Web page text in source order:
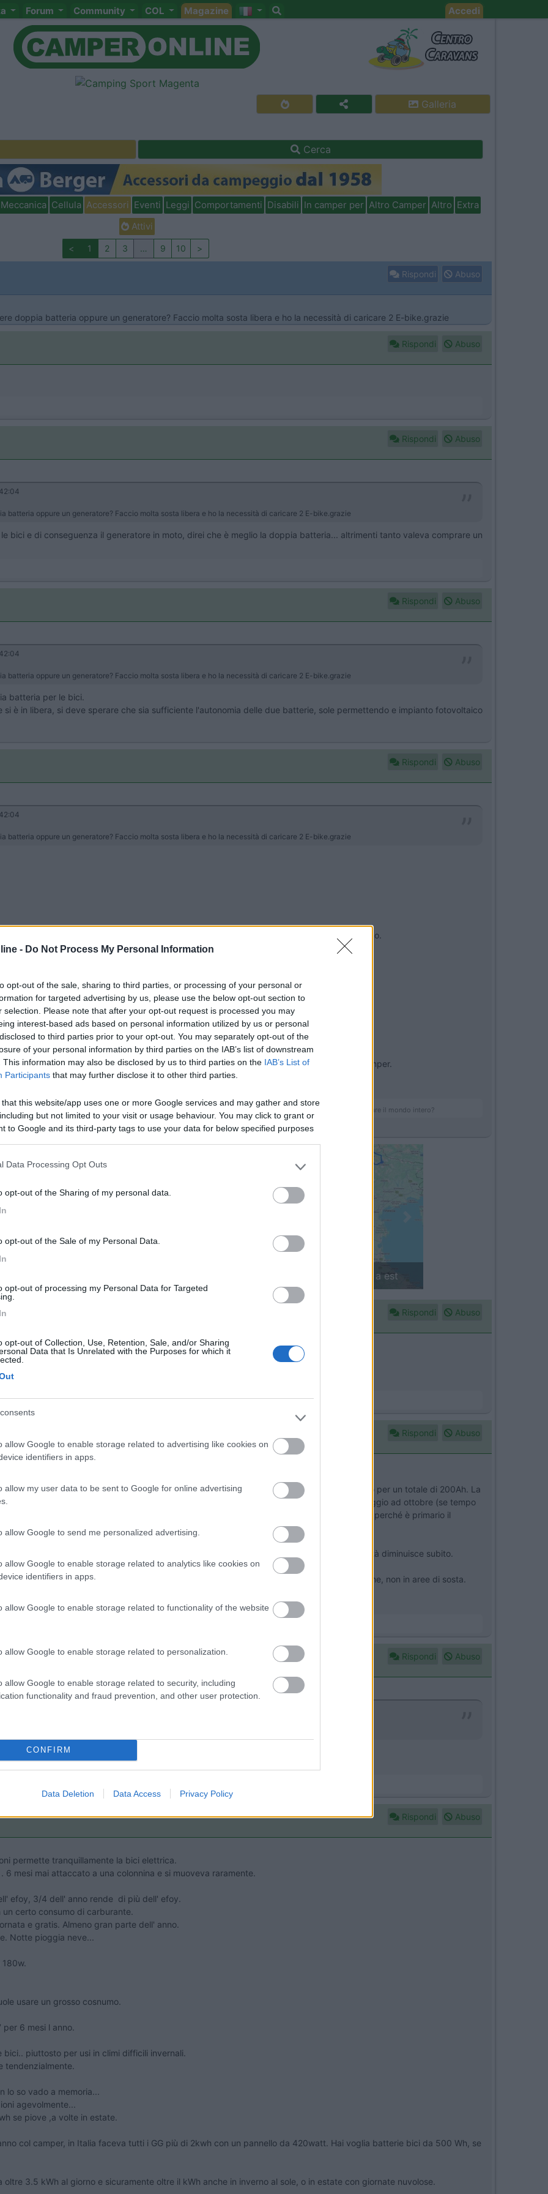
- Do Not Process My Personal Information
opt-out of the sale, sharing to third parties, or processing of your personal or
for targeted advertising by us, please use the below opt-out section to
selection. Please note that after your opt-out request is processed you may
interest-based ads based on personal information utilized by us or personal
to third parties prior to your opt-out. You may separately opt-out of the
of your personal information by third parties on the IAB’s list of downstream
This information may also be disclosed by us to third parties on the IAB’s List of
Participants that may further disclose it to other third parties.
that this website/app uses one or more Google services and may gather and store
but not limited to your visit or usage behaviour. You may click to grant or
to Google and its third-party tags to use your data for below specified purposes
Data Processing Opt Outs
opt-out of the Sharing of my personal data.
opt-out of the Sale of my Personal Data.
opt-out of processing my Personal Data for Targeted
opt-out of Collection, Use, Retention, Sale, and/or Sharing
Data that Is Unrelated with the Purposes for which it
allow Google to enable storage related to advertising like cookies on
identifiers in apps.
allow my user data to be sent to Google for online advertising
allow Google to send me personalized advertising.
allow Google to enable storage related to analytics like cookies on
identifiers in apps.
allow Google to enable storage related to functionality of the website
allow Google to enable storage related to personalization.
allow Google to enable storage related to security, including
functionality and fraud prevention, and other user protection.
CONFIRM
Data Deletion Data Access Privacy Policy
Forum Community COL Magazine Accedi
Galleria
Cerca
Meccanica Cellula Accessori Eventi Leggi Comportamenti Disabili In camper per Altro Camper Altro Extra
Attivi
< 1 2 3 … 9 10 >
Rispondi Abuso
doppia batteria oppure un generatore? Faccio molta sosta libera e ho la necessità di caricare 2 E-bike.grazie
Rispondi Abuso
Rispondi Abuso
batteria oppure un generatore? Faccio molta sosta libera e ho la necessità di caricare 2 E-bike.grazie
bici e di conseguenza il generatore in moto, direi che è meglio la doppia batteria... altrimenti tanto valeva comprare un
Rispondi Abuso
batteria oppure un generatore? Faccio molta sosta libera e ho la necessità di caricare 2 E-bike.grazie
batteria per le bici.
si è in libera, si deve sperare che sia sufficiente l'autonomia delle due batterie, sole permettendo e impianto fotovoltaico
Rispondi Abuso
batteria oppure un generatore? Faccio molta sosta libera e ho la necessità di caricare 2 E-bike.grazie
col oltre 300 watt hai una certa garanzia anche per giorni di tempo X. Con meno, non credo.
watt e un regolatore mppt adeguato.
/2 kWh al giorno! Sotto il sole. 1.5kwh senza alcun problema.
fino a zero. O appunto alimentare 1.8 kWh al giorno, senza toccare le batterie del camper.
il capitale, oggi più spietatamente, Riusciranno questo brocco e questo inutile scudiero Al Potere dare scacco e salvare il mondo intero?
Finlandia in camper: il piccolo sentiero
Rispondi Abuso
ottimale…
quello che nemmeno comprende
Rispondi Abuso
assistita. Ho due pannelli fotovoltaici per un totale di 180 watt, due batterie agm in parallelo per un totale di 200Ah. La
sempre, ad ogni ritorno al camper, anche se fossero solo 5 km. Ci vado bene da maggio ad ottobre (se tempo
batteria perché, a malapena riesco a fare un week-end lungo (venerdì sera/lunedì mattina) perché è primario il
un'altra batteria ma appena il sole dura meno durante la giornata, ecco che la disponibilità diminuisce subito.
camperista che comunque capiti in mezzo ad altri: non in campeggio, non in aree pubbliche, non in aree di sosta.
Rispondi Abuso
batteria oppure un generatore? Faccio molta sosta libera e ho la necessità di caricare 2 E-bike.grazie
fisso a benzina, quindi con una spesa di 3500€ o giù di lì.
risolvendo ogni problema per sempre, in qualsiasi condizione.
Rispondi Abuso
permette tranquillamente la bici elettrica.
mesi mai attaccato a una colonnina e si muoveva raramente.
efoy, 3/4 dell' anno rende di più dell' efoy.
certo consumo di carburante.
e gratis. Almeno gran parte dell' anno.
Notte pioggia neve...
usare un grosso cosnumo.
6 mesi l anno.
piuttosto per usi in climi difficili invernali.
tendenzialmente.
lo so vado a memoria...
agevolmente...
se piove ,a volte in estate.
col camper, in Italia faceva tutti i GG più di 2kwh con un pannello da 420watt. Hai voglia batterie bici da 500 Wh, se
3.5 kWh al giorno e sicuramente oltre il kWh anche in inverno al sole, o in estate con giornate nuvolose.